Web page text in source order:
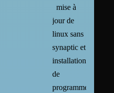
mise à
jour de
linux sans
synaptic et
installation
de
programmes